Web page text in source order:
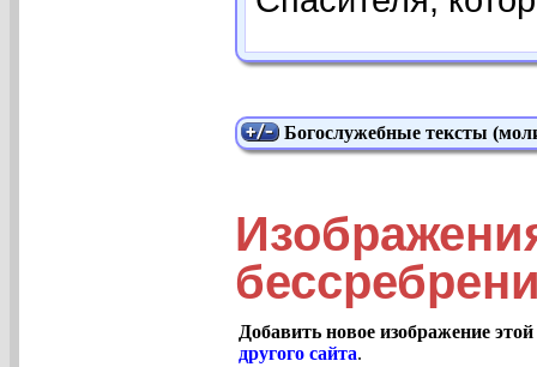
Богослужебные тексты
Добавить новое изображение
другого сайта.